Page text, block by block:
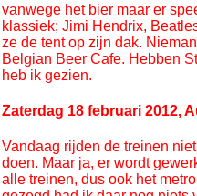
vanwege het bier maar er
klassiek; Jimi Hendrix,
ze de tent op zijn dak.
Belgian Beer Cafe. Hebben
heb ik gezien.
Zaterdag 18 februari 2012,
Vandaag rijden de treinen
doen. Maar ja, er wordt
alle treinen, dus ook het